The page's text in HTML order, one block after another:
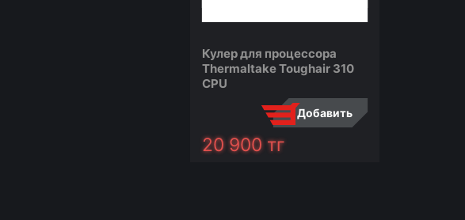
Кулер для процессора
Thermaltake Toughair 310
CPU
Добавить
20 900тг